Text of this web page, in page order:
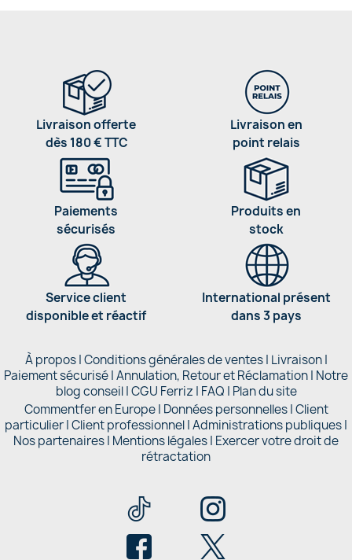
Livraison offerte
dès 180 € TTC
Livraison en
point relais
Paiements
sécurisés
Produits en
stock
Service client
disponible et réactif
International présent
dans 3 pays
À propos|Conditions générales de ventes| Livraison|
Paiement sécurisé|Annulation, Retour et Réclamation| Notre
blog conseil|CGU Ferriz | FAQ | Plan du site
Commentfer en Europe| Données personnelles|Client
particulier|Client professionnel|Administrations publiques|
Nos partenaires | Mentions légales| Exercer votre droit de
rétractation